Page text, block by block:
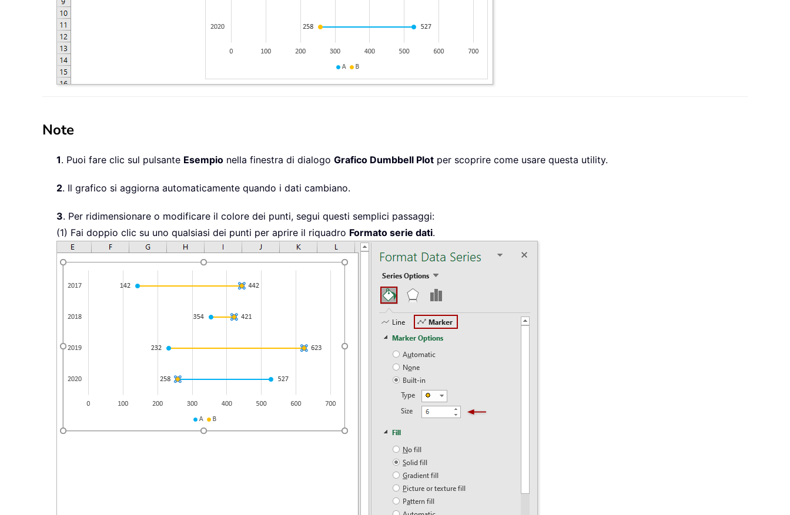
Note
1. Puoi fare clic sul pulsante Esempio nella finestra di dialogo Grafico Dumbbell Plot per scoprire come usare questa utility.
2. Il grafico si aggiorna automaticamente quando i dati cambiano.
3. Per ridimensionare o modificare il colore dei punti, segui questi semplici passaggi:
(1) Fai doppio clic su uno qualsiasi dei punti per aprire il riquadro Formato serie dati.